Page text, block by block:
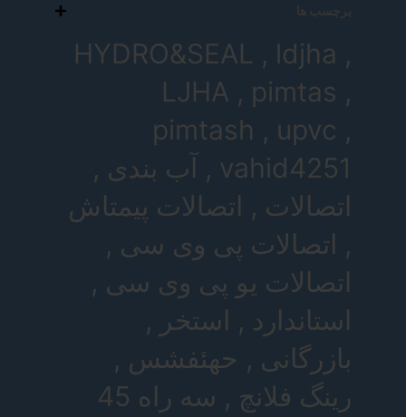
برچسب ها
HYDRO&SEAL , ldjha ,
LJHA , pimtas ,
pimtash , upvc ,
vahid4251 , آب بندی ,
اتصالات , اتصالات پیمتاش
, اتصالات پی وی سی ,
اتصالات یو پی وی سی ,
استاندارد , استخر ,
بازرگانی , حهئفشس ,
رینگ فلانچ , سه راه 45